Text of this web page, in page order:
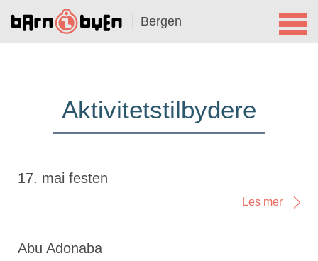
Bergen
Aktivitetstilbydere
17. mai festen
Les mer
Abu Adonaba